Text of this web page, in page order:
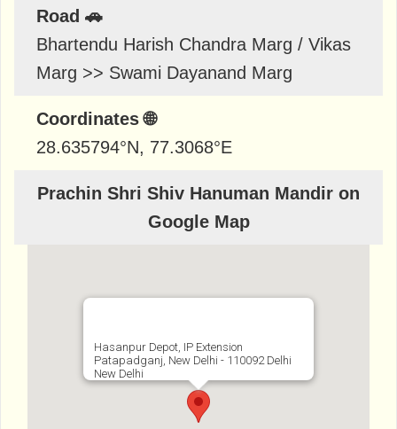
Road 🚗
Bhartendu Harish Chandra Marg / Vikas
Marg >> Swami Dayanand Marg
Coordinates 🌐
28.635794°N, 77.3068°E
Prachin Shri Shiv Hanuman Mandir on
Google Map
Hasanpur Depot, IP Extension
Patapadganj, New Delhi - 110092 Delhi
New Delhi